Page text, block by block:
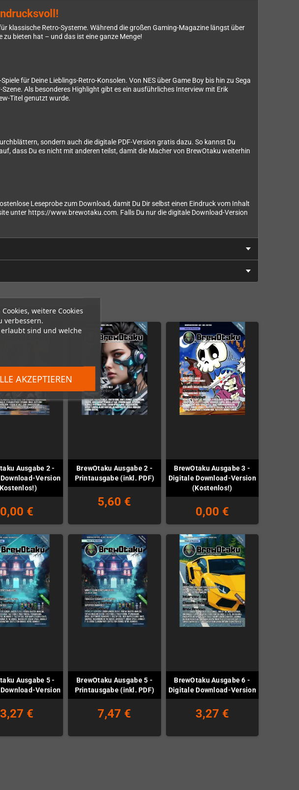
weitere Cookies
verbessern.
sind und welche
AKZEPTIEREN
klassische Retro-Systeme. Während die großen Gaming-Magazine längst über
bieten hat – und das ist eine ganze Menge!
für Deine Lieblings-Retro-Konsolen. Von NES über Game Boy bis hin zu Sega
Als besonderes Highlight gibt es ein ausführliches Interview mit Erik
Titel genutzt wurde.
sondern auch die digitale PDF-Version gratis dazu. So kannst Du
dass Du es nicht mit anderen teilst, damit die Macher von BrewOtaku weiterhin
Leseprobe zum Download, damit Du Dir selbst einen Eindruck vom Inhalt
unter https://www.brewotaku.com. Falls Du nur die digitale Download-Version
Ausgabe 2 -
Version
0,00 €
BrewOtaku Ausgabe 2 -
Printausgabe (inkl. PDF)
5,60 €
BrewOtaku Ausgabe 3 -
Digitale Download-Version
(Kostenlos!)
0,00 €
Ausgabe 5 -
Version
3,27 €
BrewOtaku Ausgabe 5 -
Printausgabe (inkl. PDF)
7,47 €
BrewOtaku Ausgabe 6 -
Digitale Download-Version
3,27 €